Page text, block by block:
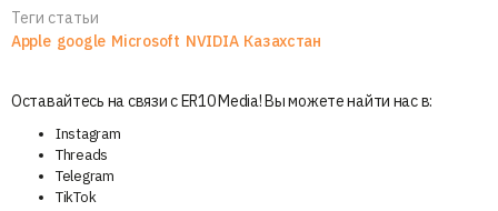
Теги статьи
Apple google Microsoft NVIDIA Казахстан
Оставайтесь на связи с ER10 Media! Вы можете найти нас в:
Instagram
Threads
Telegram
TikTok